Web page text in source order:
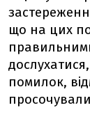
що на цих
помилок,